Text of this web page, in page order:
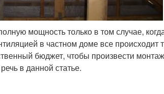
мощность только в том случае,
в частном доме все происходит
бюджет, чтобы произвести
в данной статье.